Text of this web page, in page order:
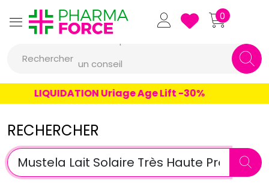
Pharmaforce Grande
0
Rechercher
une marque
un conseil
un produit
une marque
LIQUIDATION Uriage Age Lift -30%
RECHERCHER